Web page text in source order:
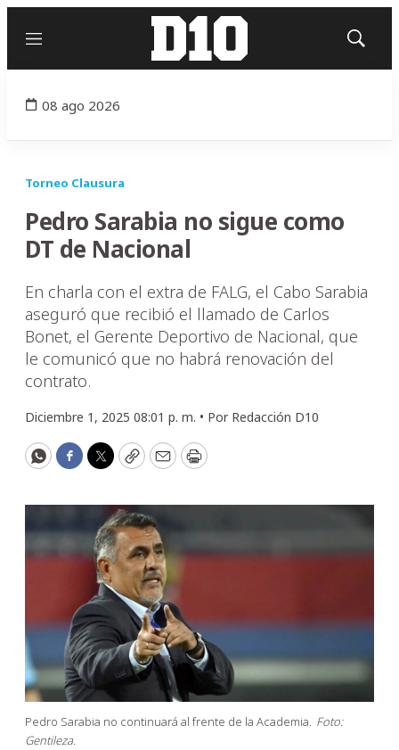
Menú
Mostrar
08 ago 2026
Torneo Clausura
Pedro Sarabia no sigue como
DT de Nacional
En charla con el extra de FALG, el Cabo Sarabia
aseguró que recibió el llamado de Carlos
Bonet, el Gerente Deportivo de Nacional, que
le comunicó que no habrá renovación del
contrato.
Diciembre 1, 2025 08:01 p. m. • Por Redacción D10
WhatsApp
Facebook
Twitter
CopyEmailPrint
Pedro Sarabia no continuará al frente de la Academia. Foto:
Gentileza.